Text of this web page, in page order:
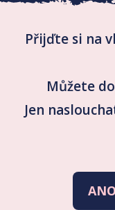
Přijďte si na
Můžete
Jen